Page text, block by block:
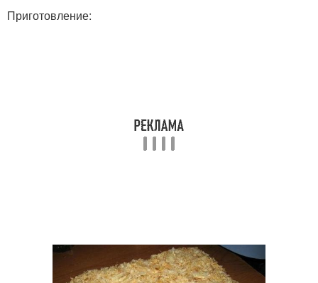
Приготовление: